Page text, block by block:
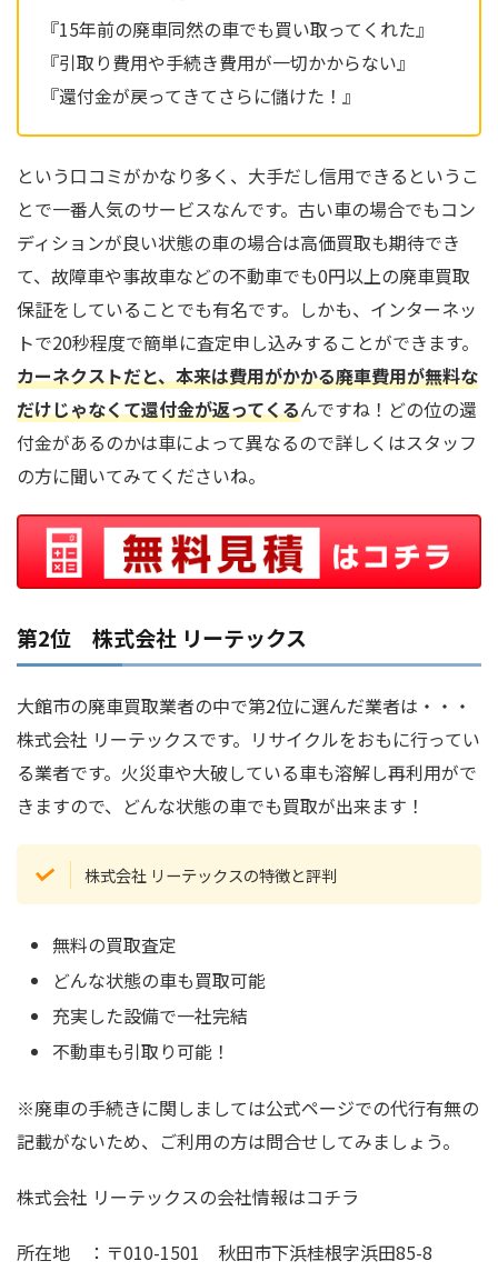
『15年前の廃車同然の車でも買い取ってくれた』
『引取り費用や手続き費用が一切かからない』
『還付金が戻ってきてさらに儲けた！』
という口コミがかなり多く、大手だし信用できるというこ
とで一番人気のサービスなんです。古い車の場合でもコン
ディションが良い状態の車の場合は高価買取も期待でき
て、故障車や事故車などの不動車でも0円以上の廃車買取
保証をしていることでも有名です。しかも、インターネッ
トで20秒程度で簡単に査定申し込みすることができます。
カーネクストだと、本来は費用がかかる廃車費用が無料な
だけじゃなくて還付金が返ってくるんですね！どの位の還
付金があるのかは車によって異なるので詳しくはスタッフ
の方に聞いてみてくださいね。
第2位 株式会社 リーテックス
大館市の廃車買取業者の中で第2位に選んだ業者は・・・
株式会社 リーテックスです。リサイクルをおもに行ってい
る業者です。火災車や大破している車も溶解し再利用がで
きますので、どんな状態の車でも買取が出来ます！
株式会社 リーテックスの特徴と評判
無料の買取査定
どんな状態の車も買取可能
充実した設備で一社完結
不動車も引取り可能！
※廃車の手続きに関しましては公式ページでの代行有無の
記載がないため、ご利用の方は問合せしてみましょう。
株式会社 リーテックスの会社情報はコチラ
所在地 ：〒010-1501 秋田市下浜桂根字浜田85-8